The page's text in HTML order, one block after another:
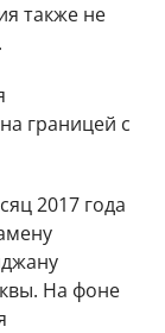
также не
границей с
2017 года
На фоне